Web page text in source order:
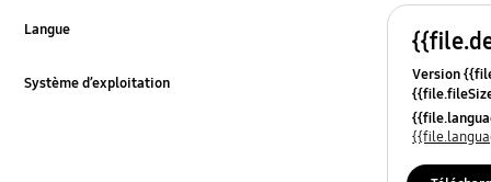
Langue
Système d’exploitation
Version